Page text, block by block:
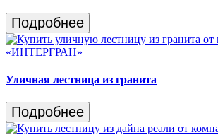
Подробнее
Уличная лестница из гранита
Подробнее